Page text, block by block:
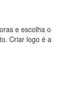
e escolha o
Criar logo é a